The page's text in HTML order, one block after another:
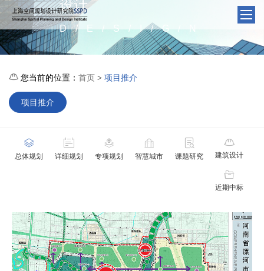
设计
D/E/S/I/G/N
 您当前的位置： 首页 > 项目推介
项目推介

总体规划

详细规划

专项规划

智慧城市

课题研究

建筑设计

近期中标